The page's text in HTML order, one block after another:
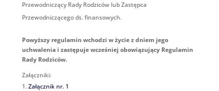
Przewodniczący Rady Rodziców lub Zastępca
Przewodniczącego ds. finansowych.
Powyższy regulamin wchodzi w życie z dniem jego
uchwalenia i zastępuje wcześniej obowiązujący Regulamin
Rady Rodziców.
Załączniki:
Załącznik nr. 1